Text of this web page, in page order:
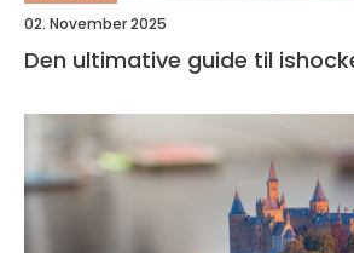
02. November 2025
Den ultimative guide til